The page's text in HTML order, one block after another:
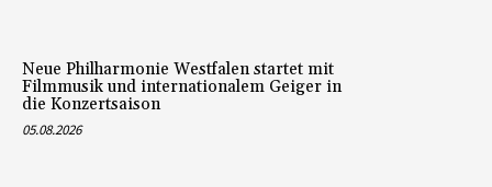
Neue Philharmonie Westfalen startet mit
Filmmusik und internationalem Geiger in
die Konzertsaison
05.08.2026